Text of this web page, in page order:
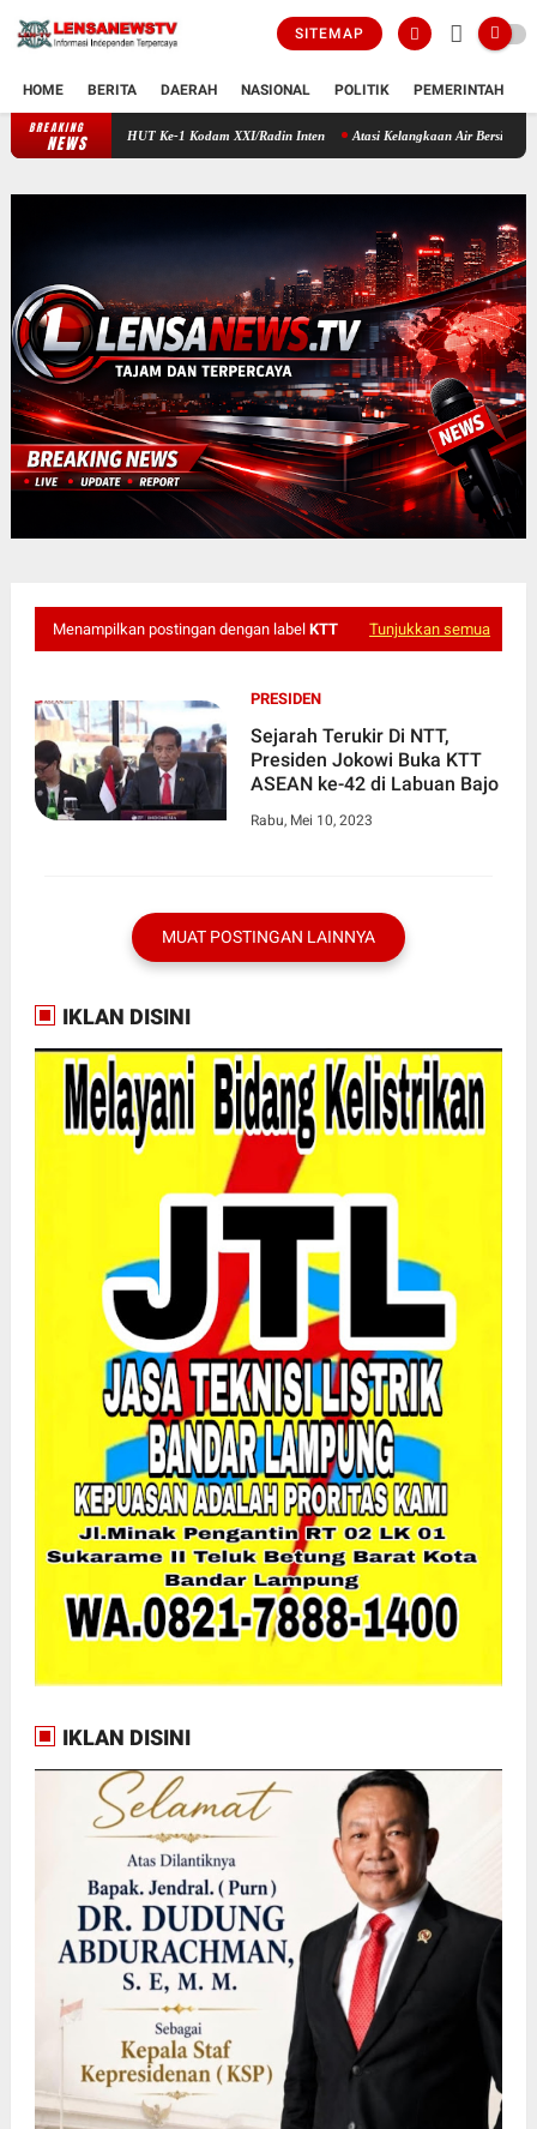
SITEMAP
HOME BERITA DAERAH NASIONAL POLITIK PEMERINTAH
BREAKING
NEWS
HUT Ke-1 Kodam XXI/Radin Inten Atasi Kelangkaan Air Bersih, Babinsa Peltu
Menampilkan postingan dengan label KTT Tunjukkan semua
PRESIDEN
Sejarah Terukir Di NTT,
Presiden Jokowi Buka KTT
ASEAN ke-42 di Labuan Bajo
Rabu, Mei 10, 2023
MUAT POSTINGAN LAINNYA
IKLAN DISINI
IKLAN DISINI